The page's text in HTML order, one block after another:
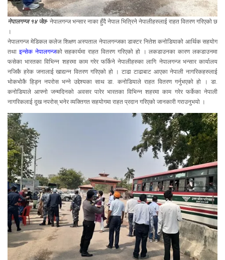
नेपालगन्ज १४ जेठ- नेपालगन्ज भन्सार नाका हुँदै नेपाल भित्रिने नेपालीहरुलाई राहत वितरण गरिएको छ
।
नेपालगन्ज मेडिकल कलेज शिक्षण अस्पताल नेपालगन्जका डाक्टर नितेश कनोडियाको आर्थिक सहयोग
तथा इन्सेक नेपालगन्जको सहकार्यमा राहत वितरण गरिएको हो । लकडाउनका कारण लकडाउनमा
फसेका भारतका विभिन्न शहरमा काम गरेर फर्किने नेपालीहरुका लागि नेपालगन्ज भन्सार कार्यालय
नजिकै हरेक जनालाई खाद्यन्न वितरण गरिएको हो । टाढा टाढाबाट आएका नेपाली नागरिकहरुलाई
भोकभोकै हिड्न नपरोस भन्ने उद्देश्यका साथ डा. कनोडियाले राहत वितरण गर्नुभएको हो । डा.
कनोडियाले आफ्नो जन्मदिनको अवसर पारेर भारतका विभिन्न शहरमा काम गरेर फर्केका नेपाली
नागरिकलाई दुख नपरोस् भनेर व्यक्तिगत सहयोगमा राहत प्रदान गरिएको जानकारी गराउनुभयो ।